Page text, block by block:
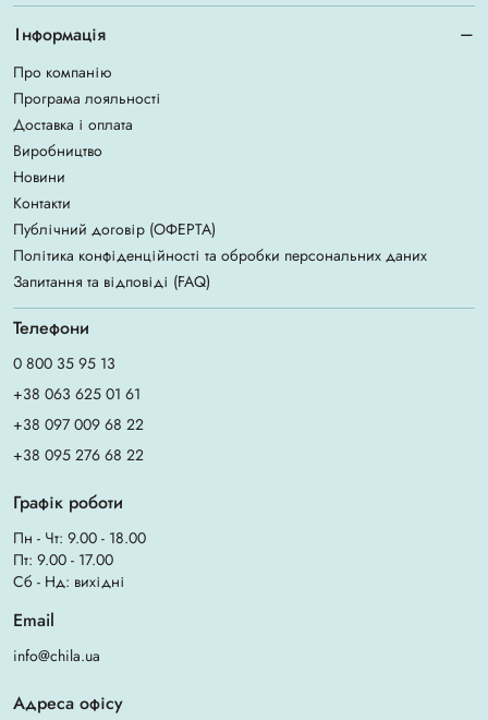
Інформація
Про компанію
Програма лояльності
Доставка і оплата
Виробництво
Новини
Контакти
Публічний договір (ОФЕРТА)
Політика конфіденційності та обробки персональних даних
Запитання та відповіді (FAQ)
Телефони
0 800 35 95 13
+38 063 625 01 61
+38 097 009 68 22
+38 095 276 68 22
Графік роботи
Пн - Чт: 9.00 - 18.00
Пт: 9.00 - 17.00
Сб - Нд: вихідні
Email
info@chila.ua
Адреса офісу